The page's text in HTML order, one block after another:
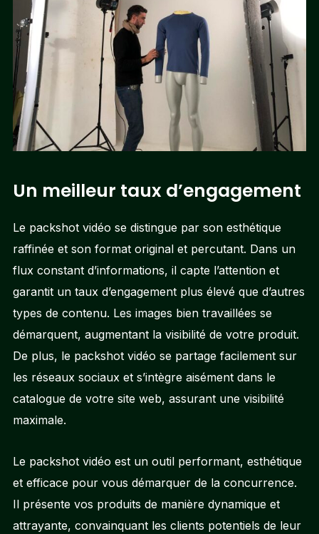
Un meilleur taux d’engagement
Le packshot vidéo se distingue par son esthétique
raffinée et son format original et percutant. Dans un
flux constant d’informations, il capte l’attention et
garantit un taux d’engagement plus élevé que d’autres
types de contenu. Les images bien travaillées se
démarquent, augmentant la visibilité de votre produit.
De plus, le packshot vidéo se partage facilement sur
les réseaux sociaux et s’intègre aisément dans le
catalogue de votre site web, assurant une visibilité
maximale.
Le packshot vidéo est un outil performant, esthétique
et efficace pour vous démarquer de la concurrence.
Il présente vos produits de manière dynamique et
attrayante, convainquant les clients potentiels de leur